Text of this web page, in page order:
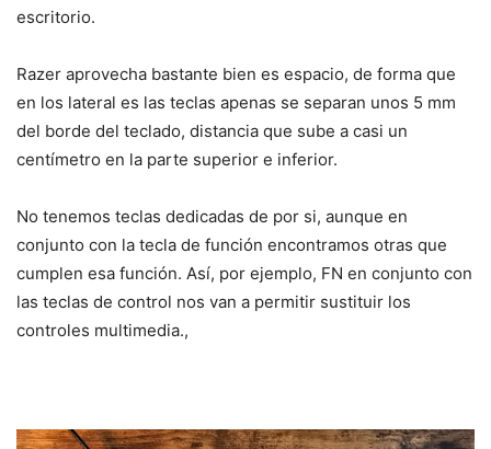
escritorio.
Razer aprovecha bastante bien es espacio, de forma que
en los lateral es las teclas apenas se separan unos 5 mm
del borde del teclado, distancia que sube a casi un
centímetro en la parte superior e inferior.
No tenemos teclas dedicadas de por si, aunque en
conjunto con la tecla de función encontramos otras que
cumplen esa función. Así, por ejemplo, FN en conjunto con
las teclas de control nos van a permitir sustituir los
controles multimedia.,